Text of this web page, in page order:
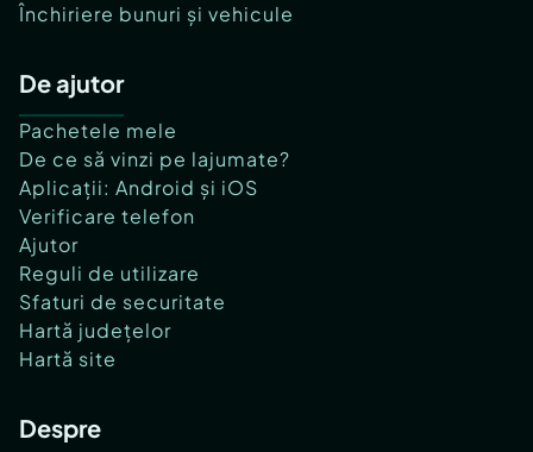
Închiriere bunuri și vehicule
De ajutor
Pachetele mele
De ce să vinzi pe lajumate?
Aplicații: Android și iOS
Verificare telefon
Ajutor
Reguli de utilizare
Sfaturi de securitate
Hartă județelor
Hartă site
Despre